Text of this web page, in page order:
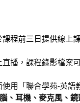
課程前三日提供線上
直播，課程錄影檔案
使用「聯合學苑-英語
、耳機、麥克風、